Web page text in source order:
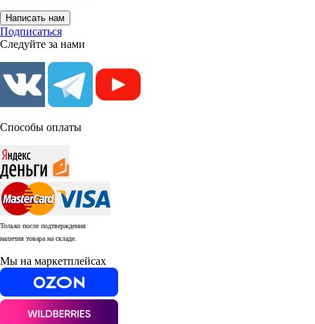
Написать нам
Подписаться
Следуйте за нами
Способы оплаты
Только после подтверждения
наличия товара на складе.
Мы на маркетплейсах